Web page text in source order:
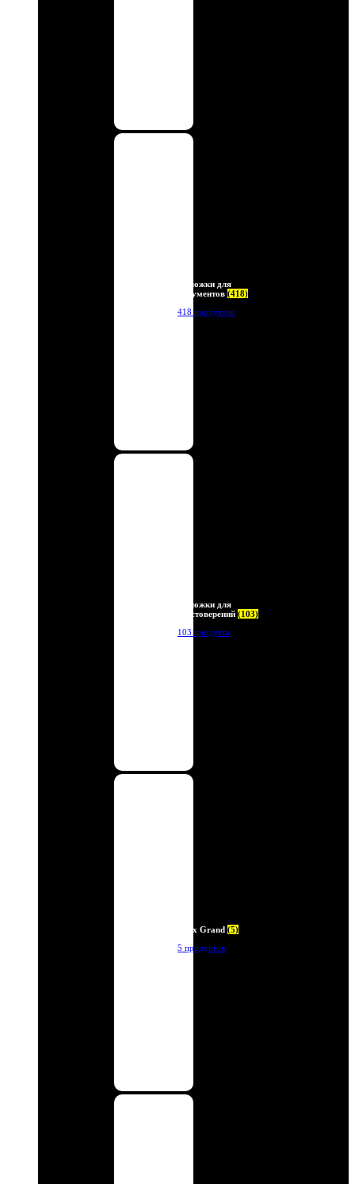
Обложки для
документов (418)
418 продуктов
Обложки для
удостоверений (103)
103 продукта
Deux Grand (5)
5 продуктов